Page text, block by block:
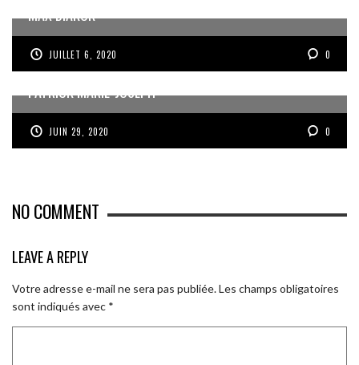
MAX DIAKOK
JUILLET 6, 2020 0
PATRICK MARIE-JOSEPH
JUIN 29, 2020 0
NO COMMENT
LEAVE A REPLY
Votre adresse e-mail ne sera pas publiée.Les champs obligatoires
sont indiqués avec *